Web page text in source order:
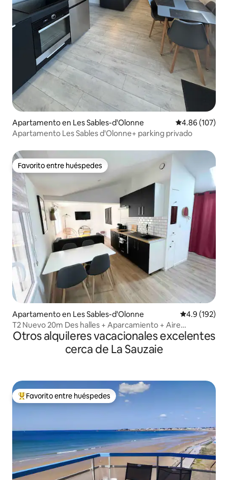
Apartamento en Les Sables-d'Olonne Calificación
4.86 (107)
Apartamento Les Sables d'Olonne+ parking privado
Favorito entre huéspedes
Favorito entre huéspedes
Apartamento en Les Sables-d'Olonne Calificación
4.9 (192)
T2 Nuevo 20m Des halles + Aparcamiento + Aire
acondicionado
Otros alquileres vacacionales excelentes
cerca de La Sauzaie
Favorito entre huéspedes preferido
Favorito entre huéspedes